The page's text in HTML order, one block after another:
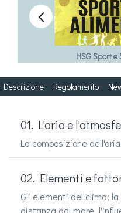
HSG Sport

Descrizione Regolamento
01. L'aria e
La composizione
02. Elementi e
Gli elementi del clima;
distanza dal mare,